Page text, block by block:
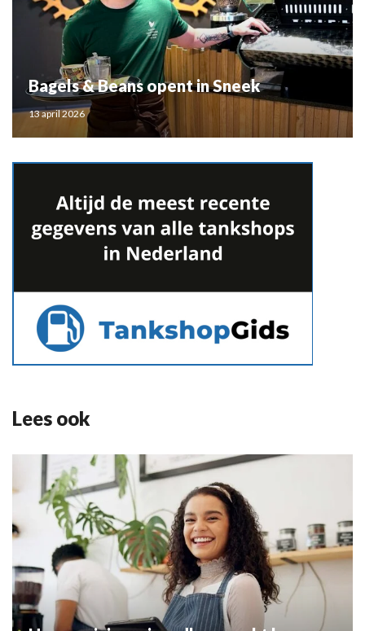
Bagels & Beans opent in Sneek
13 april 2026
Lees ook